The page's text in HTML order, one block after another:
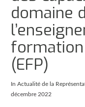
domaine
(EFP)
InActualité de la
décembre 2022